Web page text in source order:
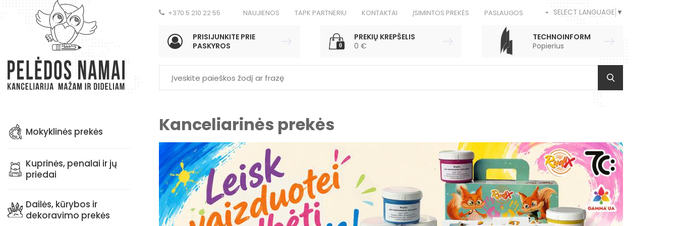
+370 5 210 22 55 NAUJIENOS TAPK PARTNERIU KONTAKTAI ĮSIMINTOS PREKĖS PASLAUGOS SELECT LANGUAGE ▼
PRISIJUNKITE PRIE
PASKYROS
0
PREKIŲ KREPŠELIS
0 €
TECHNOINFORM
Popierius
Mokyklinės prekės
Kuprinės, penalai ir jų
priedai
Dailės, kūrybos ir
dekoravimo prekės
Kanceliarinės prekės